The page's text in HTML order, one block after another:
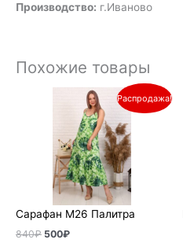
Производство: г.Иваново
Похожие товары
Распродажа!
Сарафан М26 Палитра
840₽
Первоначальная
составляла
500₽
Текущая
цена:
500₽.